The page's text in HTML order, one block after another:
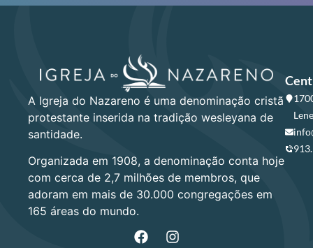
A Igreja do Nazareno é uma denominação cristã
protestante inserida na tradição wesleyana de
santidade.
Organizada em 1908, a denominação conta hoje
com cerca de 2,7 milhões de membros, que
adoram em mais de 30.000 congregações em
165 áreas do mundo.